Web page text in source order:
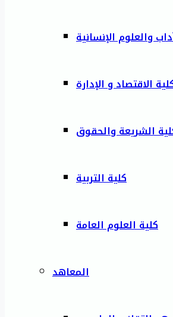
والعلوم الإنسانية
الاقتصاد و الإدارة
الشريعة والحقوق
كلية التربية
كلية العلوم العامة
المعاهد